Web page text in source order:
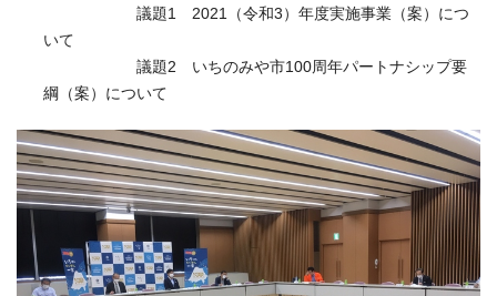
議題1 2021（令和3）年度実施事業（案）につ
いて
議題2 いちのみや市100周年パートナシップ要
綱（案）について